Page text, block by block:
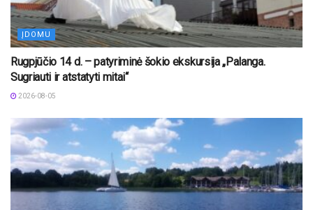
ĮDOMU
Rugpjūčio 14 d. – patyriminė šokio ekskursija „Palanga.
Sugriauti ir atstatyti mitai“
2026-08-05